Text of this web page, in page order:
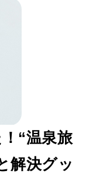
“温泉旅
解決グッ